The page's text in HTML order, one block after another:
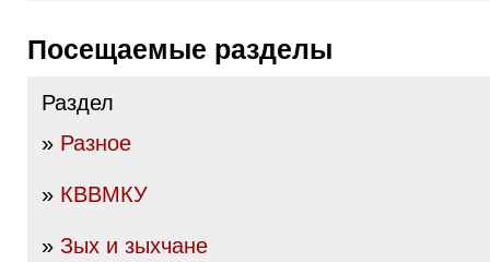
Посещаемые разделы
Раздел
» Разное
» КВВМКУ
» Зых и зыхчане